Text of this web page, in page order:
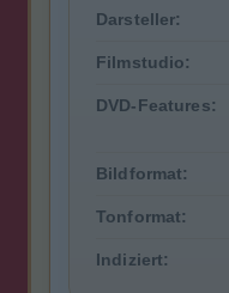
Darsteller:
Filmstudio:
DVD-Features:
Bildformat:
Tonformat:
Indiziert: